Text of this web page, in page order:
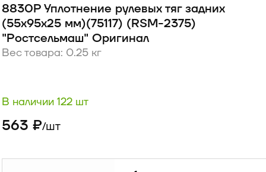
8830Р Уплотнение рулевых тяг задних
(55х95х25 мм)(75117) (RSM-2375)
"Ростсельмаш" Оригинал
Вес товара: 0.25 кг
В наличии 122 шт
563 ₽/шт